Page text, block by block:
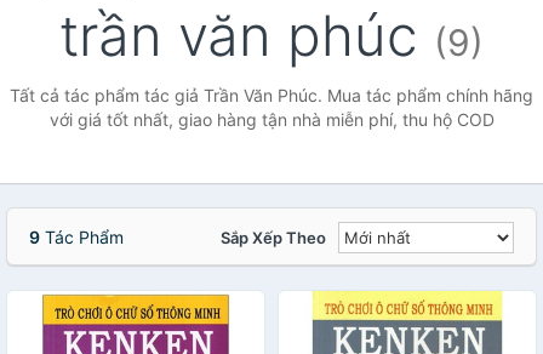
trần văn phúc (9)
Tất cả tác phẩm tác giả Trần Văn Phúc. Mua tác phẩm chính hãng
với giá tốt nhất, giao hàng tận nhà miễn phí, thu hộ COD
9 Tác Phẩm Sắp Xếp Theo